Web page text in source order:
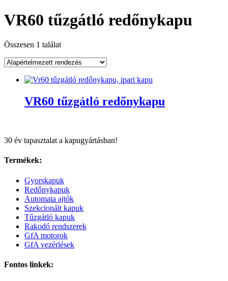
VR60 tűzgátló redőnykapu
Összesen 1 találat
VR60 tűzgátló redőnykapu
30 év tapasztalat a kapugyártásban!
Termékek:
Gyorskapuk
Redőnykapuk
Automata ajtók
Szekcionált kapuk
Tűzgátló kapuk
Rakodó rendszerek
GfA motorok
GfA vezérlések
Fontos linkek: